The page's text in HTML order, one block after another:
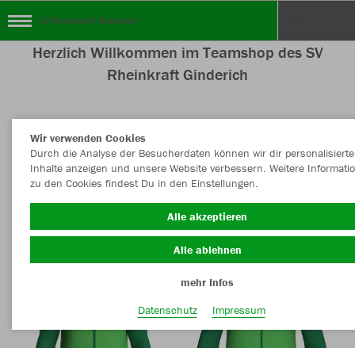
SV Rheinkraft Ginderich
Herzlich Willkommen im Teamshop des SV
Rheinkraft Ginderich
Nachhaltig Farbe
Wir verwenden Cookies
Durch die Analyse der Besucherdaten können wir dir personalisierte
Inhalte anzeigen und unsere Website verbessern. Weitere
zu den Cookies findest Du in den Einstellungen.
Alle akzeptieren
Alle ablehnen
mehr Infos
Datenschutz
Impressum